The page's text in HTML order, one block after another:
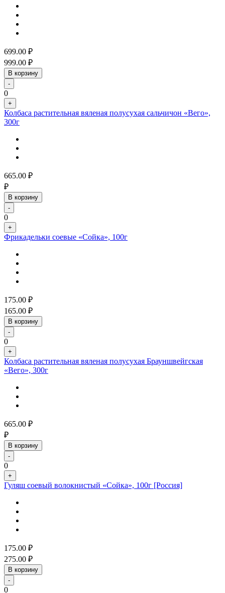
699.00 ₽
999.00 ₽
В корзину
-
0
+
Колбаса растительная вяленая полусухая сальчичон «Вего»,
300г
665.00 ₽
₽
В корзину
-
0
+
Фрикадельки соевые «Сойка», 100г
175.00 ₽
165.00 ₽
В корзину
-
0
+
Колбаса растительная вяленая полусухая Брауншвейгская
«Вего», 300г
665.00 ₽
₽
В корзину
-
0
+
Гуляш соевый волокнистый «Сойка», 100г [Россия]
175.00 ₽
275.00 ₽
В корзину
-
0